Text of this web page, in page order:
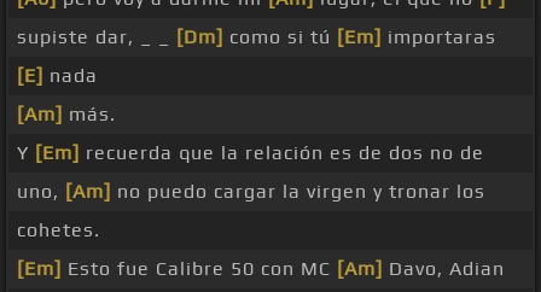
supiste dar, _ _
[Dm] como si tú [Em] importaras
[E] nada
[Am] más.
Y [Em] recuerda que la relación es de dos no de
uno, [Am] no puedo cargar la virgen y tronar los
cohetes.
[Em] Esto fue Calibre 50 con MC [Am] Davo, Adian